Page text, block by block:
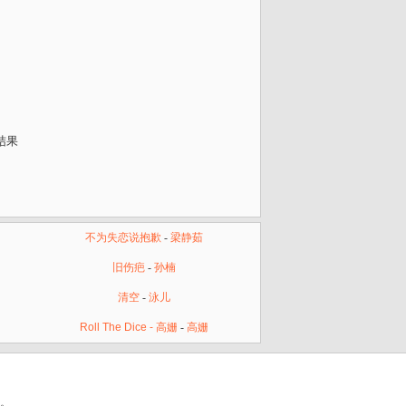
果
不为失恋说抱歉 -梁静茹
旧伤疤 -孙楠
清空 -泳儿
Roll The Dice - 高姗 -高姗